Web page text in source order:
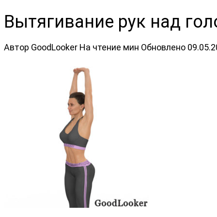
Вытягивание рук над
Автор GoodLooker На чтение мин Обновлено